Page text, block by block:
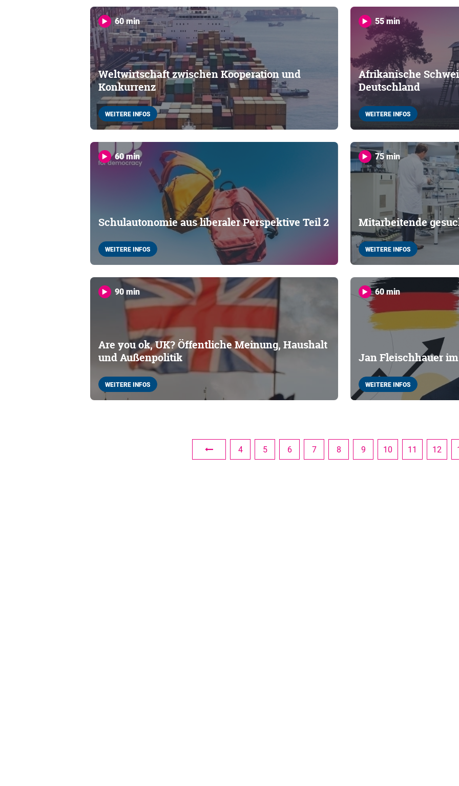
60 min
Weltwirtschaft zwischen Kooperation und
Konkurrenz
WEITERE INFOS
55 min
Afrikanische
Deutschland
WEITERE INFOS
60 min
Schulautonomie aus liberaler Perspektive Teil 2
WEITERE INFOS
75 min
Mitarbeitende
WEITERE INFOS
90 min
Are you ok, UK? Öffentliche Meinung, Haushalt
und Außenpolitik
WEITERE INFOS
60 min
Jan Fleischhauer
WEITERE INFOS
4 5 6 7 8 9 10 11 12